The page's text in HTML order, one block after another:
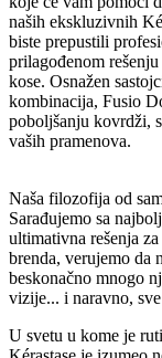
naših ekskluzivnih
biste prepustili
prilagođenom
kose. Osnažen
kombinacija, Fusio
poboljšanju kovrdži,
vaših pramenova.
Naša filozofija od
Sarađujemo sa
ultimativna rešenja
brenda, verujemo da
beskonačno mnogo
vizije... i naravno,
U svetu u kome je